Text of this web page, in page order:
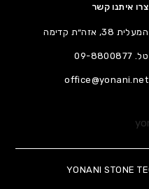
צרו איתנו קשר
המעלית 38, אזה״ת קדימה
טל. 09-8800877
office@yonani.net